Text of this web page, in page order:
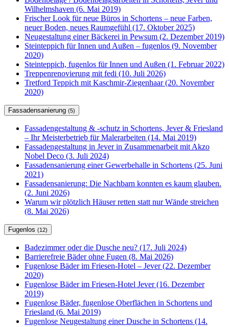
Wilhelmshaven (6. Mai 2019)
Frischer Look für neue Büros in Schortens – neue Farben,
neuer Boden, neues Raumgefühl (17. Oktober 2025)
Neugestaltung einer Bäckerei in Pewsum (2. Dezember 2019)
Steinteppich für Innen und Außen – fugenlos (9. November
2020)
Steinteppich, fugenlos für Innen und Außen (1. Februar 2022)
Treppenrenovierung mit fedi (10. Juli 2026)
Tretford Teppich mit Kaschmir-Ziegenhaar (20. November
2020)
Fassadensanierung (5)
Fassadengestaltung & -schutz in Schortens, Jever & Friesland
– Ihr Meisterbetrieb für Malerarbeiten (14. Mai 2019)
Fassadengestaltung in Jever in Zusammenarbeit mit Akzo
Nobel Deco (3. Juli 2024)
Fassadensanierung einer Gewerbehalle in Schortens (25. Juni
2021)
Fassadensanierung: Die Nachbarn konnten es kaum glauben.
(2. Juni 2026)
Warum wir plötzlich Häuser retten statt nur Wände streichen
(8. Mai 2026)
Fugenlos (12)
Badezimmer oder die Dusche neu? (17. Juli 2024)
Barrierefreie Bäder ohne Fugen (8. Mai 2026)
Fugenlose Bäder im Friesen-Hotel – Jever (22. Dezember
2020)
Fugenlose Bäder im Friesen-Hotel Jever (16. Dezember
2019)
Fugenlose Bäder, fugenlose Oberflächen in Schortens und
Friesland (6. Mai 2019)
Fugenlose Neugestaltung einer Dusche in Schortens (14.